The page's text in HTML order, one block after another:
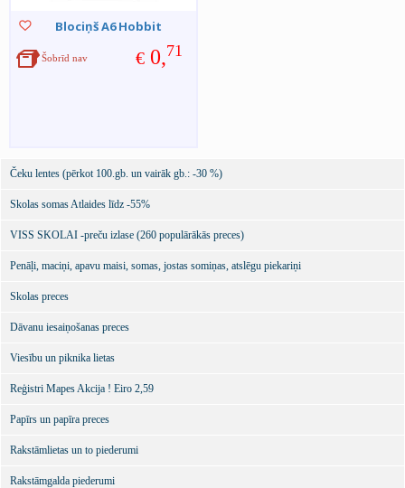
Blociņš A6 Hobbit
€ 0,71
Šobrīd nav
Čeku lentes (pērkot 100.gb. un vairāk gb.: -30 %)
Skolas somas Atlaides līdz -55%
VISS SKOLAI -preču izlase (260 populārākās preces)
Penāļi, maciņi, apavu maisi, somas, jostas somiņas, atslēgu piekariņi
Skolas preces
Dāvanu iesaiņošanas preces
Viesību un piknika lietas
Reģistri Mapes Akcija ! Eiro 2,59
Papīrs un papīra preces
Rakstāmlietas un to piederumi
Rakstāmgalda piederumi